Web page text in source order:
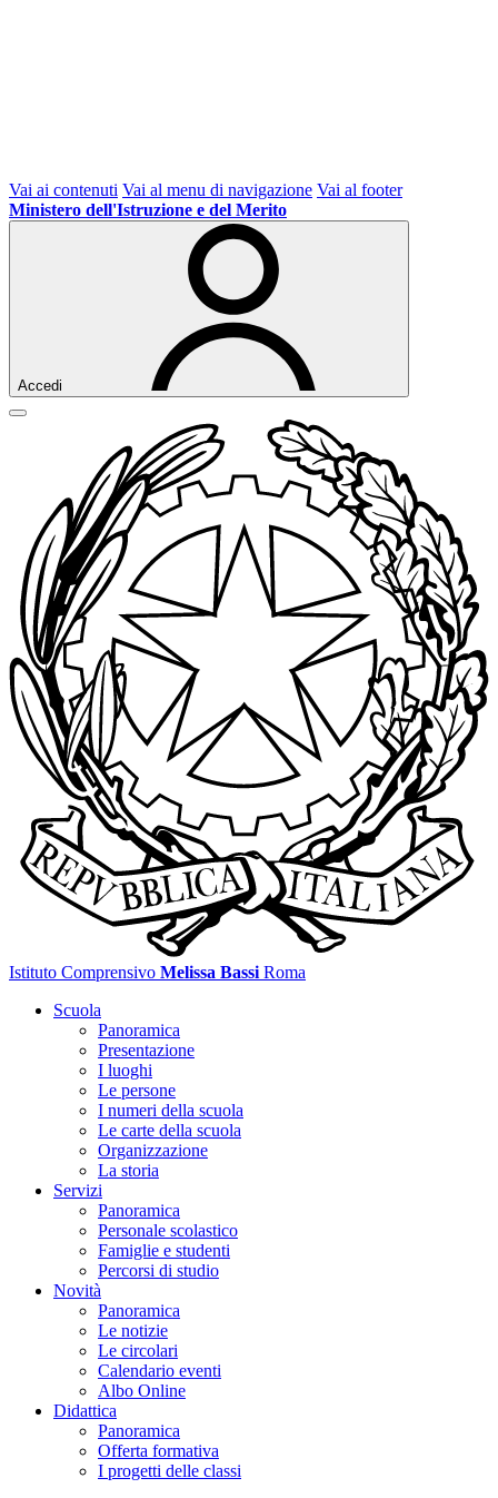
Vai ai contenuti Vai al menu di navigazione Vai al footer
Ministero dell'Istruzione e del Merito
Accedi
Istituto Comprensivo Melissa Bassi Roma
Scuola
Panoramica
Presentazione
I luoghi
Le persone
I numeri della scuola
Le carte della scuola
Organizzazione
La storia
Servizi
Panoramica
Personale scolastico
Famiglie e studenti
Percorsi di studio
Novità
Panoramica
Le notizie
Le circolari
Calendario eventi
Albo Online
Didattica
Panoramica
Offerta formativa
I progetti delle classi